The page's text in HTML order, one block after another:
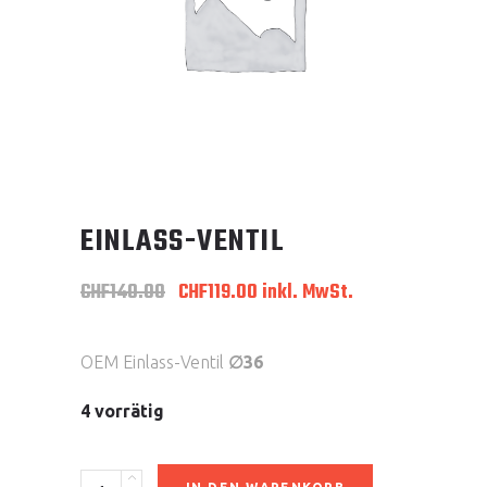
EINLASS-VENTIL
CHF140.00 Ursprünglicher
CHF140.00
CHF119.00 Aktueller
CHF119.00.
inkl. MwSt.
OEM Einlass-Ventil ∅36
4 vorrätig
Einlass-